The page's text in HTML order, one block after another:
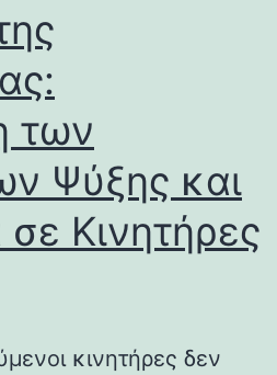
των
Ψύξης και
Κινητήρες
κινητήρες δεν